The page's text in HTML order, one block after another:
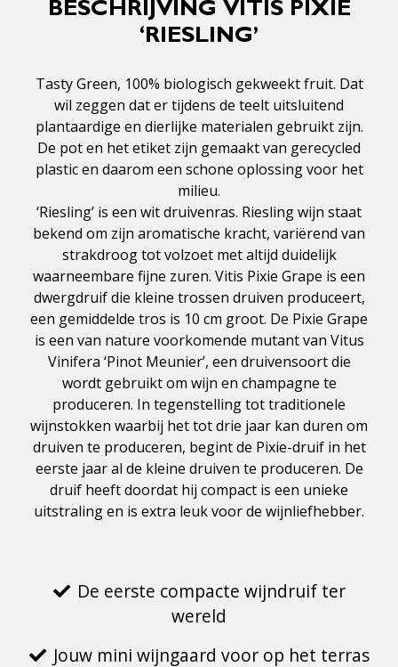
BESCHRIJVING VITIS PIXIE
‘RIESLING’
Tasty Green, 100% biologisch gekweekt fruit. Dat
wil zeggen dat er tijdens de teelt uitsluitend
plantaardige en dierlijke materialen gebruikt zijn.
De pot en het etiket zijn gemaakt van gerecycled
plastic en daarom een schone oplossing voor het
milieu.
‘Riesling’ is een wit druivenras. Riesling wijn staat
bekend om zijn aromatische kracht, variërend van
strakdroog tot volzoet met altijd duidelijk
waarneembare fijne zuren. Vitis Pixie Grape is een
dwergdruif die kleine trossen druiven produceert,
een gemiddelde tros is 10 cm groot. De Pixie Grape
is een van nature voorkomende mutant van Vitus
Vinifera ‘Pinot Meunier’, een druivensoort die
wordt gebruikt om wijn en champagne te
produceren. In tegenstelling tot traditionele
wijnstokken waarbij het tot drie jaar kan duren om
druiven te produceren, begint de Pixie-druif in het
eerste jaar al de kleine druiven te produceren. De
druif heeft doordat hij compact is een unieke
uitstraling en is extra leuk voor de wijnliefhebber.
De eerste compacte wijndruif ter
wereld
Jouw mini wijngaard voor op het terras